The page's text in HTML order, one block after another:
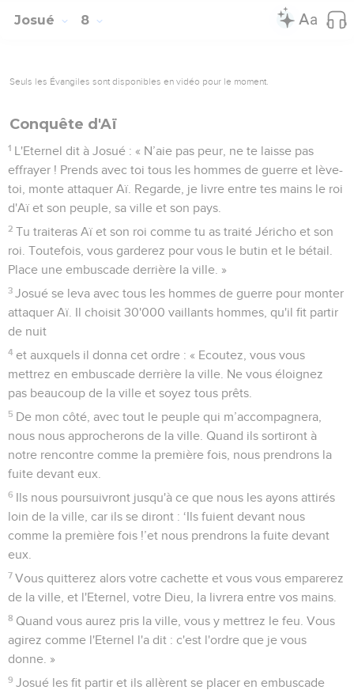
Josué 8
Seuls les Évangiles sont disponibles en vidéo pour le moment.
Conquête d'Aï
1 L'Eternel dit à Josué : « N’aie pas peur, ne te laisse pas
effrayer ! Prends avec toi tous les hommes de guerre et lève-
toi, monte attaquer Aï. Regarde, je livre entre tes mains le roi
d'Aï et son peuple, sa ville et son pays.
2 Tu traiteras Aï et son roi comme tu as traité Jéricho et son
roi. Toutefois, vous garderez pour vous le butin et le bétail.
Place une embuscade derrière la ville. »
3 Josué se leva avec tous les hommes de guerre pour monter
attaquer Aï. Il choisit 30'000 vaillants hommes, qu'il fit partir
de nuit
4 et auxquels il donna cet ordre : « Ecoutez, vous vous
mettrez en embuscade derrière la ville. Ne vous éloignez
pas beaucoup de la ville et soyez tous prêts.
5 De mon côté, avec tout le peuple qui m’accompagnera,
nous nous approcherons de la ville. Quand ils sortiront à
notre rencontre comme la première fois, nous prendrons la
fuite devant eux.
6 Ils nous poursuivront jusqu'à ce que nous les ayons attirés
loin de la ville, car ils se diront : ‘Ils fuient devant nous
comme la première fois !’et nous prendrons la fuite devant
eux.
7 Vous quitterez alors votre cachette et vous vous emparerez
de la ville, et l'Eternel, votre Dieu, la livrera entre vos mains.
8 Quand vous aurez pris la ville, vous y mettrez le feu. Vous
agirez comme l'Eternel l'a dit : c'est l'ordre que je vous
donne. »
9 Josué les fit partir et ils allèrent se placer en embuscade